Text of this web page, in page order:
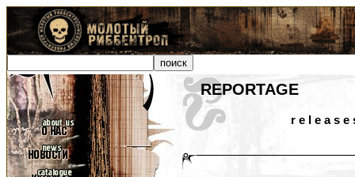
REPORTAGE
r e l e a s e